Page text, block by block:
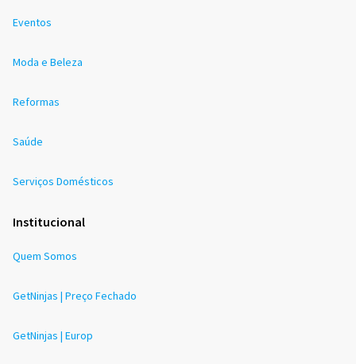
Eventos
Moda e Beleza
Reformas
Saúde
Serviços Domésticos
Institucional
Quem Somos
GetNinjas | Preço Fechado
GetNinjas | Europ